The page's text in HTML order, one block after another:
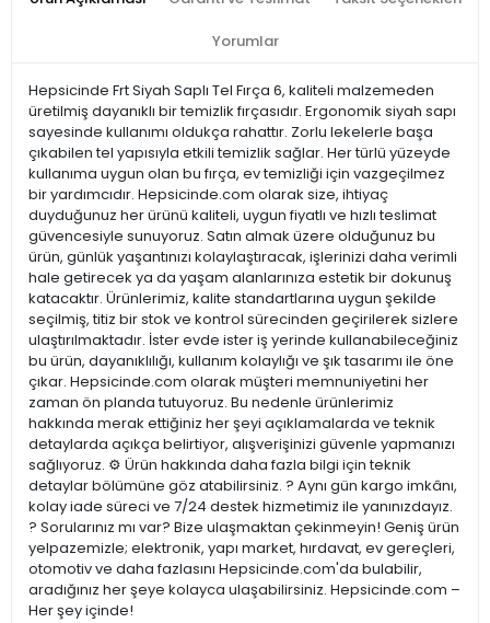
Yorumlar
Hepsicinde Frt Siyah Saplı Tel Fırça 6, kaliteli malzemeden
üretilmiş dayanıklı bir temizlik fırçasıdır. Ergonomik siyah sapı
sayesinde kullanımı oldukça rahattır. Zorlu lekelerle başa
çıkabilen tel yapısıyla etkili temizlik sağlar. Her türlü yüzeyde
kullanıma uygun olan bu fırça, ev temizliği için vazgeçilmez
bir yardımcıdır. Hepsicinde.com olarak size, ihtiyaç
duyduğunuz her ürünü kaliteli, uygun fiyatlı ve hızlı teslimat
güvencesiyle sunuyoruz. Satın almak üzere olduğunuz bu
ürün, günlük yaşantınızı kolaylaştıracak, işlerinizi daha verimli
hale getirecek ya da yaşam alanlarınıza estetik bir dokunuş
katacaktır. Ürünlerimiz, kalite standartlarına uygun şekilde
seçilmiş, titiz bir stok ve kontrol sürecinden geçirilerek sizlere
ulaştırılmaktadır. İster evde ister iş yerinde kullanabileceğiniz
bu ürün, dayanıklılığı, kullanım kolaylığı ve şık tasarımı ile öne
çıkar. Hepsicinde.com olarak müşteri memnuniyetini her
zaman ön planda tutuyoruz. Bu nedenle ürünlerimiz
hakkında merak ettiğiniz her şeyi açıklamalarda ve teknik
detaylarda açıkça belirtiyor, alışverişinizi güvenle yapmanızı
sağlıyoruz. ⚙️ Ürün hakkında daha fazla bilgi için teknik
detaylar bölümüne göz atabilirsiniz. ? Aynı gün kargo imkânı,
kolay iade süreci ve 7/24 destek hizmetimiz ile yanınızdayız.
? Sorularınız mı var? Bize ulaşmaktan çekinmeyin! Geniş ürün
yelpazemizle; elektronik, yapı market, hırdavat, ev gereçleri,
otomotiv ve daha fazlasını Hepsicinde.com'da bulabilir,
aradığınız her şeye kolayca ulaşabilirsiniz. Hepsicinde.com –
Her şey içinde!